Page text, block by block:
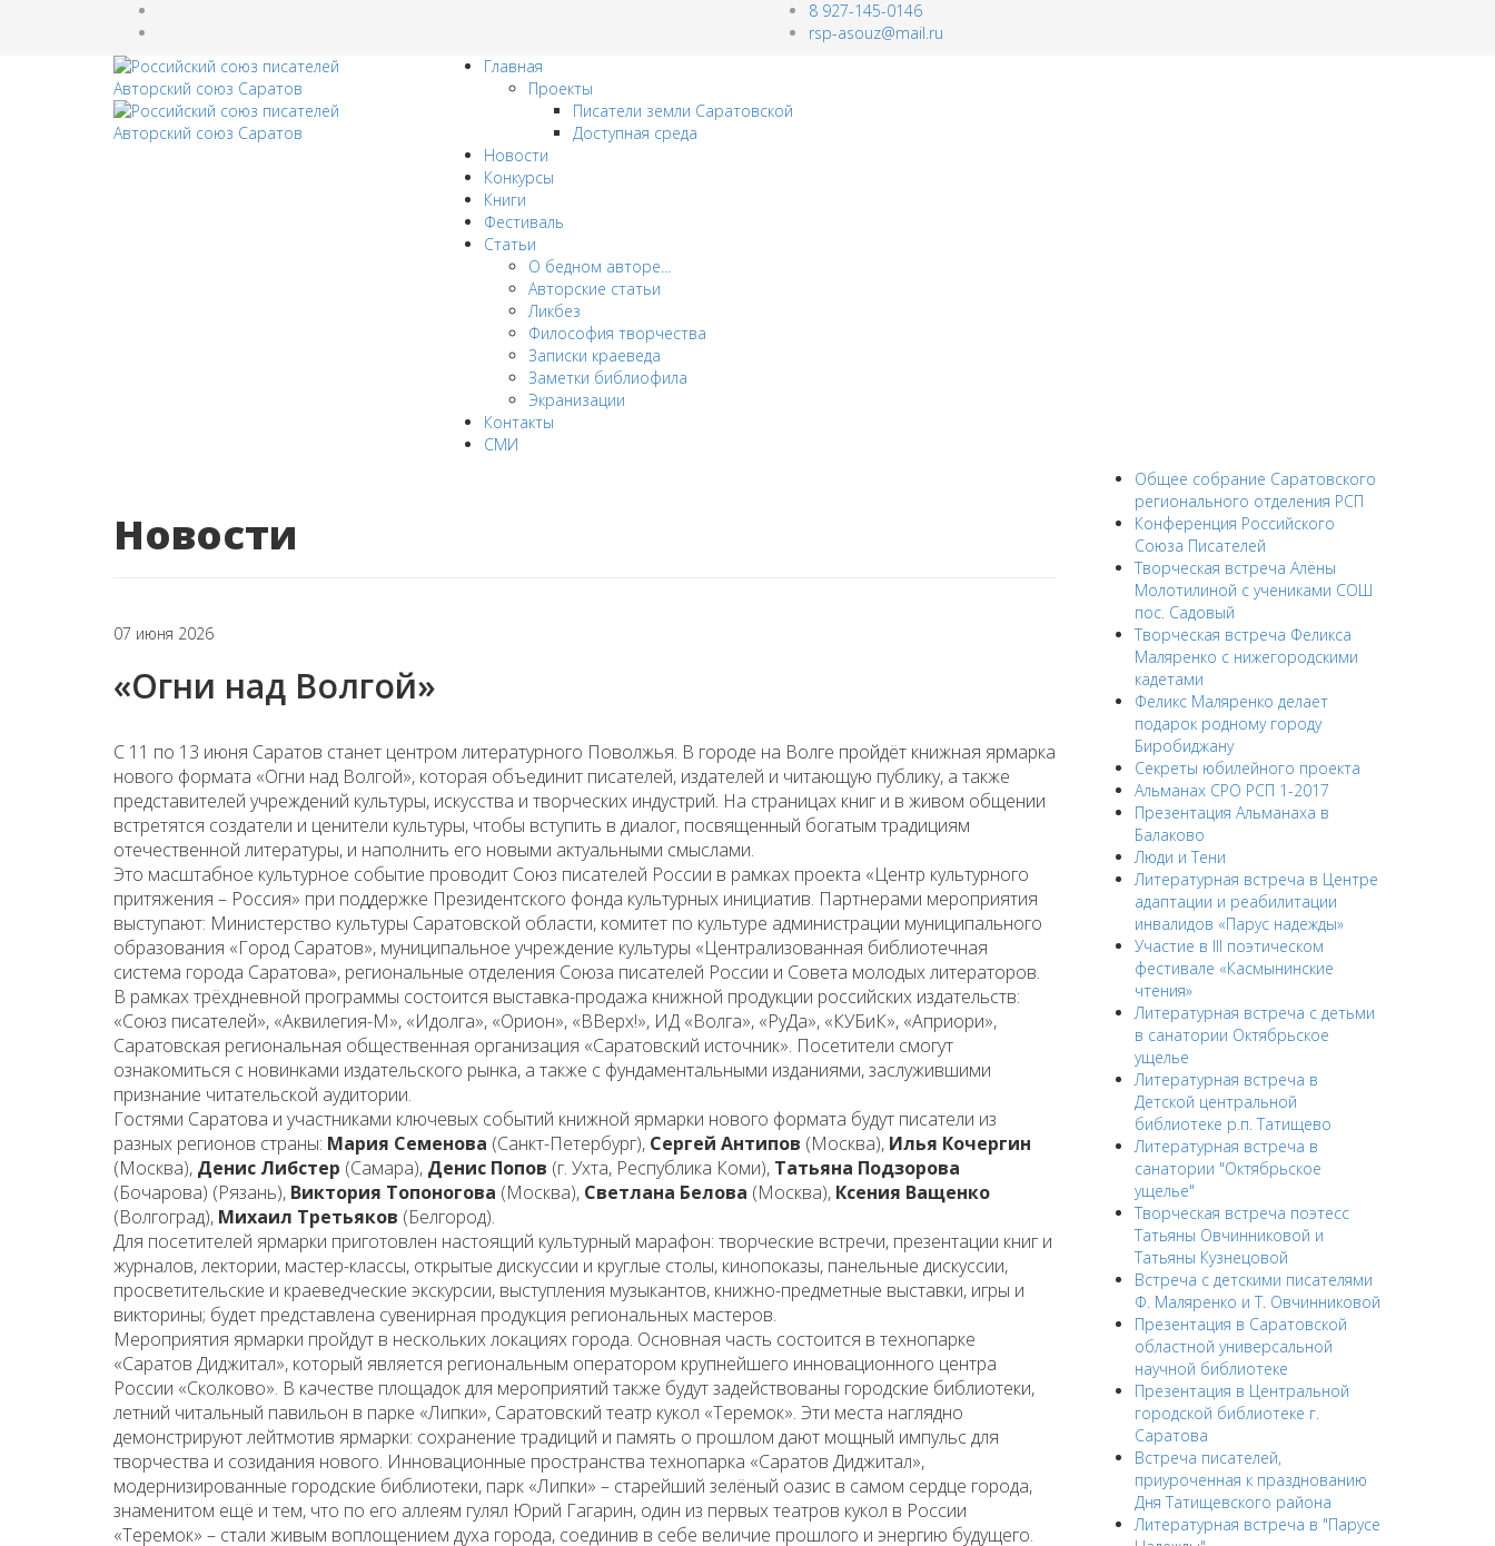
8 927-145-0146
rsp-asouz@mail.ru
Главная
Проекты
Писатели земли Саратовской
Доступная среда
Новости
Конкурсы
Книги
Фестиваль
Статьи
О бедном авторе...
Авторские статьи
Ликбез
Философия творчества
Записки краеведа
Заметки библиофила
Экранизации
Контакты
СМИ
Новости
07 июня 2026
«Огни над Волгой»
С 11 по 13 июня Саратов станет центром литературного Поволжья. В городе на Волге пройдёт книжная ярмарка
нового формата «Огни над Волгой», которая объединит писателей, издателей и читающую публику, а также
представителей учреждений культуры, искусства и творческих индустрий. На страницах книг и в живом общении
встретятся создатели и ценители культуры, чтобы вступить в диалог, посвященный богатым традициям
отечественной литературы, и наполнить его новыми актуальными смыслами.
Это масштабное культурное событие проводит Союз писателей России в рамках проекта «Центр культурного
притяжения – Россия» при поддержке Президентского фонда культурных инициатив. Партнерами мероприятия
выступают: Министерство культуры Саратовской области, комитет по культуре администрации муниципального
образования «Город Саратов», муниципальное учреждение культуры «Централизованная библиотечная
система города Саратова», региональные отделения Союза писателей России и Совета молодых литераторов.
В рамках трёхдневной программы состоится выставка-продажа книжной продукции российских издательств:
«Союз писателей», «Аквилегия-М», «Идолга», «Орион», «ВВерх!», ИД «Волга», «РуДа», «КУБиК», «Априори»,
Саратовская региональная общественная организация «Саратовский источник». Посетители смогут
ознакомиться с новинками издательского рынка, а также с фундаментальными изданиями, заслужившими
признание читательской аудитории.
Гостями Саратова и участниками ключевых событий книжной ярмарки нового формата будут писатели из
разных регионов страны: Мария Семенова (Санкт-Петербург), Сергей Антипов (Москва), Илья Кочергин
(Москва), Денис Либстер (Самара), Денис Попов (г. Ухта, Республика Коми), Татьяна Подзорова
(Бочарова) (Рязань), Виктория Топоногова (Москва), Светлана Белова (Москва), Ксения Ващенко
(Волгоград), Михаил Третьяков (Белгород).
Для посетителей ярмарки приготовлен настоящий культурный марафон: творческие встречи, презентации книг и
журналов, лектории, мастер-классы, открытые дискуссии и круглые столы, кинопоказы, панельные дискуссии,
просветительские и краеведческие экскурсии, выступления музыкантов, книжно-предметные выставки, игры и
викторины; будет представлена сувенирная продукция региональных мастеров.
Мероприятия ярмарки пройдут в нескольких локациях города. Основная часть состоится в технопарке
«Саратов Диджитал», который является региональным оператором крупнейшего инновационного центра
России «Сколково». В качестве площадок для мероприятий также будут задействованы городские библиотеки,
летний читальный павильон в парке «Липки», Саратовский театр кукол «Теремок». Эти места наглядно
демонстрируют лейтмотив ярмарки: сохранение традиций и память о прошлом дают мощный импульс для
творчества и созидания нового. Инновационные пространства технопарка «Саратов Диджитал»,
модернизированные городские библиотеки, парк «Липки» – старейший зелёный оазис в самом сердце города,
знаменитом ещё и тем, что по его аллеям гулял Юрий Гагарин, один из первых театров кукол в России
«Теремок» – стали живым воплощением духа города, соединив в себе величие прошлого и энергию будущего.
Общее собрание Саратовского
регионального отделения РСП
Конференция Российского
Союза Писателей
Творческая встреча Алёны
Молотилиной с учениками СОШ
пос. Садовый
Творческая встреча Феликса
Маляренко с нижегородскими
кадетами
Феликс Маляренко делает
подарок родному городу
Биробиджану
Секреты юбилейного проекта
Альманах СРО РСП 1-2017
Презентация Альманаха в
Балаково
Люди и Тени
Литературная встреча в Центре
адаптации и реабилитации
инвалидов «Парус надежды»
Участие в III поэтическом
фестивале «Касмынинские
чтения»
Литературная встреча с детьми
в санатории Октябрьское
ущелье
Литературная встреча в
Детской центральной
библиотеке р.п. Татищево
Литературная встреча в
санатории "Октябрьское
ущелье"
Творческая встреча поэтесс
Татьяны Овчинниковой и
Татьяны Кузнецовой
Встреча с детскими писателями
Ф. Маляренко и Т. Овчинниковой
Презентация в Саратовской
областной универсальной
научной библиотеке
Презентация в Центральной
городской библиотеке г.
Саратова
Встреча писателей,
приуроченная к празднованию
Дня Татищевского района
Литературная встреча в "Парусе